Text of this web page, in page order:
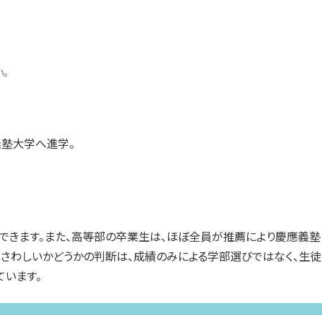
大学へ進学。
ます。また、高等部の卒業生は、ほぼ全員が推薦により慶應義塾
しいかどうかの判断は、成績のみによる学部選びではなく、生徒
ます。